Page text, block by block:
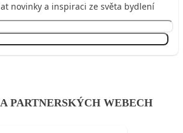
novinky a inspiraci ze světa bydlení
PARTNERSKÝCH WEBECH